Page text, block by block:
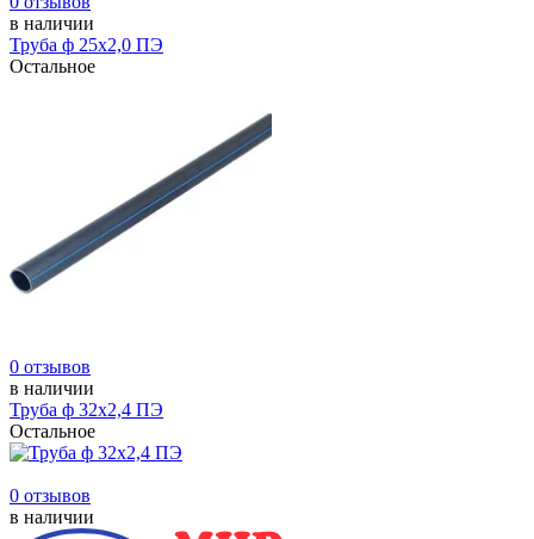
в наличии
Труба ф 25х2,0 ПЭ
Остальное
0 отзывов
в наличии
Труба ф 32х2,4 ПЭ
Остальное
0 отзывов
в наличии